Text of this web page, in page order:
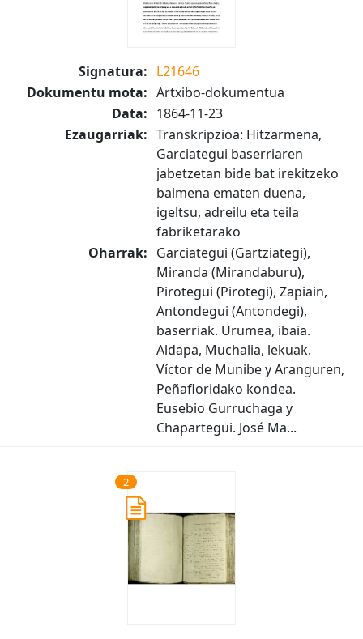
Signatura: L21646
Dokumentu mota: Artxibo-dokumentua
Data: 1864-11-23
Ezaugarriak: Transkripzioa: Hitzarmena,
Garciategui baserriaren
jabetzetan bide bat irekitzeko
baimena ematen duena,
igeltsu, adreilu eta teila
fabriketarako
Oharrak: Garciategui (Gartziategi),
Miranda (Mirandaburu),
Pirotegui (Pirotegi), Zapiain,
Antondegui (Antondegi),
baserriak. Urumea, ibaia.
Aldapa, Muchalia, lekuak.
Víctor de Munibe y Aranguren,
Peñafloridako kondea.
Eusebio Gurruchaga y
Chapartegui. José Ma...
2